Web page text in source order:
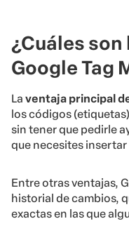
¿Cuáles
Google Tag
La ventaja principal
los códigos
sin tener que pedirle
que necesites insertar
Entre otras ventajas,
historial de cambios,
exactas en las que